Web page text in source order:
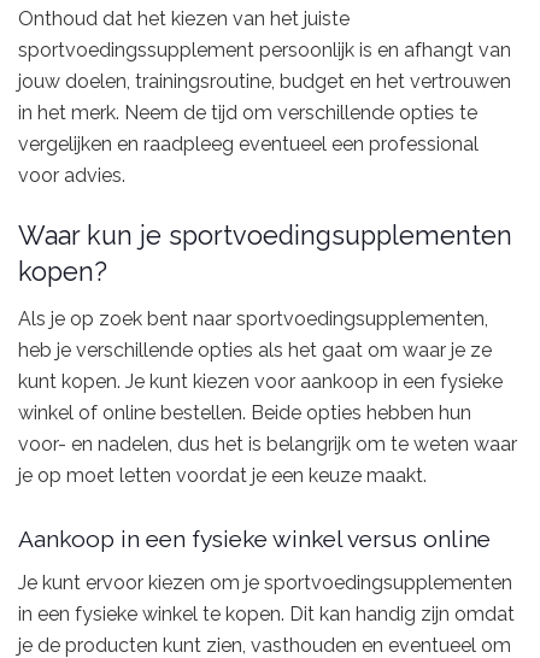
Onthoud dat het kiezen van het juiste
sportvoedingssupplement persoonlijk is en afhangt van
jouw doelen, trainingsroutine, budget en het vertrouwen
in het merk. Neem de tijd om verschillende opties te
vergelijken en raadpleeg eventueel een professional
voor advies.
Waar kun je sportvoedingsupplementen
kopen?
Als je op zoek bent naar sportvoedingsupplementen,
heb je verschillende opties als het gaat om waar je ze
kunt kopen. Je kunt kiezen voor aankoop in een fysieke
winkel of online bestellen. Beide opties hebben hun
voor- en nadelen, dus het is belangrijk om te weten waar
je op moet letten voordat je een keuze maakt.
Aankoop in een fysieke winkel versus online
Je kunt ervoor kiezen om je sportvoedingsupplementen
in een fysieke winkel te kopen. Dit kan handig zijn omdat
je de producten kunt zien, vasthouden en eventueel om